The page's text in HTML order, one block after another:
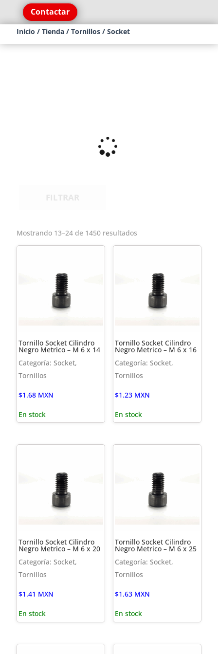
Contactar
Inicio / Tienda/ Tornillos/ Socket
Mostrando 13–24 de 1450 resultados
Tornillo Socket Cilindro
Negro Metrico – M 6 x 14
Categoría: Socket,
Tornillos
$1.68 MXN
En stock
Tornillo Socket Cilindro
Negro Metrico – M 6 x 16
Categoría: Socket,
Tornillos
$1.23 MXN
En stock
Tornillo Socket Cilindro
Negro Metrico – M 6 x 20
Categoría: Socket,
Tornillos
$1.41 MXN
En stock
Tornillo Socket Cilindro
Negro Metrico – M 6 x 25
Categoría: Socket,
Tornillos
$1.63 MXN
En stock